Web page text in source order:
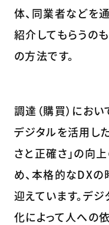
体、同業者などを
紹介してもらうの
の方法です。
調達（購買）におい
デジタルを活用し
さと正確さ」の向
め、本格的なDXの
迎えています。デジ
化によって人への